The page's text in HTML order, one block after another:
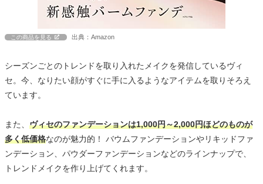
この商品を見る 出典：Amazon
シーズンごとのトレンドを取り入れたメイクを発信しているヴィ
セ。今、なりたい顔がすぐに手に入るようなアイテムを取りそろえ
ています。
また、 ヴィセのファンデーションは1,000円～2,000円ほどのものが
多く低価格なのが魅力的！ バウムファンデーションやリキッドファ
ンデーション、パウダーファンデーションなどのラインナップで、
トレンドメイクを作り上げてくれます。